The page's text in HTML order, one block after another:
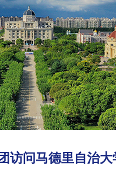
访问马德里自治